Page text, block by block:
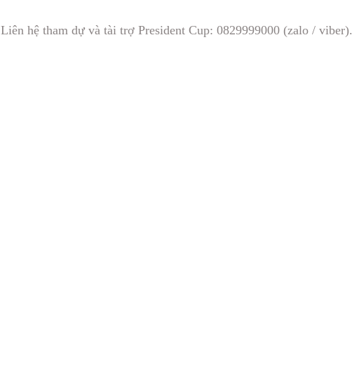
Liên hệ tham dự và tài trợ President Cup: 0829999000 (zalo / viber).